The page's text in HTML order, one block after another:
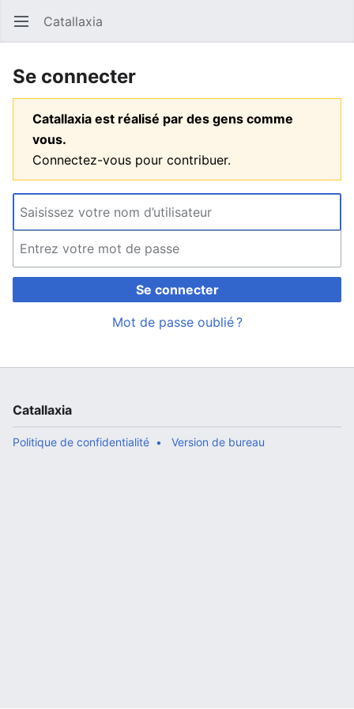
Ouvrir le menu principal Catallaxia
Se connecter
Catallaxia est réalisé par des gens comme
vous.
Connectez-vous pour contribuer.
Se connecter
Mot de passe oublié ?
Catallaxia
Politique de confidentialité Version de bureau